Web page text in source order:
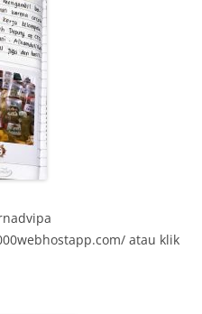
atau klik